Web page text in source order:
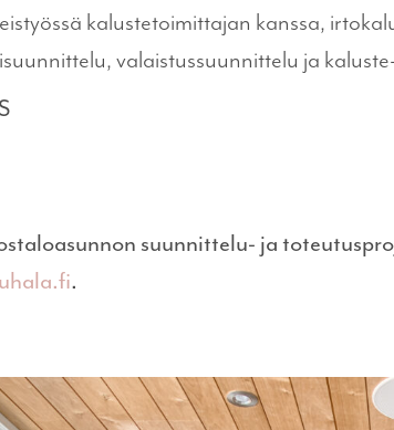
kalustetoimittajan kanssa,
valaistussuunnittelu ja
suunnittelu- ja
.